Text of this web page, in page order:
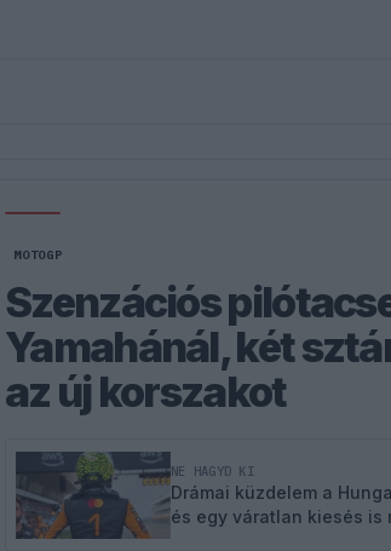
MOTOGP
Szenzációs
Yamahánál, két
az új korszakot
NE HAGYD KI
Drámai küzdelem a
és egy váratlan kiesés is